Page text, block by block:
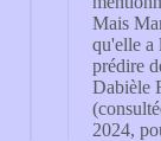
Mais
qu'elle a
prédire
Dabièle
2024,